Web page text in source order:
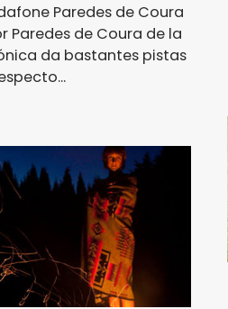
Paredes de Coura
Paredes de Coura de la
da bastantes pistas